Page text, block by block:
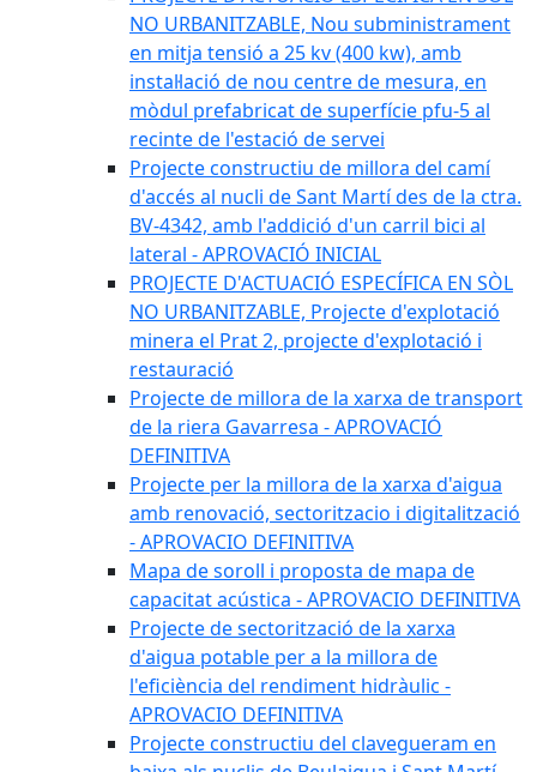
NO URBANITZABLE, Nou subministrament
en mitja tensió a 25 kv (400 kw), amb
instal·lació de nou centre de mesura, en
mòdul prefabricat de superfície pfu-5 al
recinte de l'estació de servei
Projecte constructiu de millora del camí
d'accés al nucli de Sant Martí des de la ctra.
BV-4342, amb l'addició d'un carril bici al
lateral - APROVACIÓ INICIAL
PROJECTE D'ACTUACIÓ ESPECÍFICA EN SÒL
NO URBANITZABLE, Projecte d'explotació
minera el Prat 2, projecte d'explotació i
restauració
Projecte de millora de la xarxa de transport
de la riera Gavarresa - APROVACIÓ
DEFINITIVA
Projecte per la millora de la xarxa d'aigua
amb renovació, sectoritzacio i digitalització
- APROVACIO DEFINITIVA
Mapa de soroll i proposta de mapa de
capacitat acústica - APROVACIO DEFINITIVA
Projecte de sectorització de la xarxa
d'aigua potable per a la millora de
l'eficiència del rendiment hidràulic -
APROVACIO DEFINITIVA
Projecte constructiu del clavegueram en